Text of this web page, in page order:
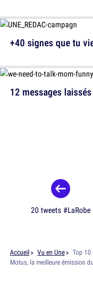
12 messages
+40 signes que tu
20 tweets #LaRobe
Accueil Vu en Une
Top 10
Motus, la meilleure émission